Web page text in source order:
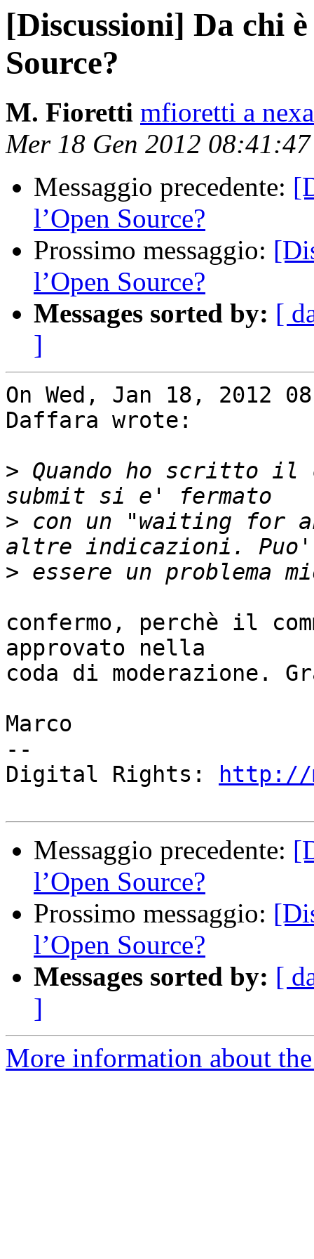
[Discussioni] Da chi
Source?
M. Fioretti mfioretti a
Mer 18 Gen 2012
Messaggio precedente:
l’Open Source?
Prossimo messaggio:
l’Open Source?
Messages sorted by: [
]
On Wed, Jan 18, 2012
Daffara wrote:
> Quando ho scritto il
> con un "waiting for
>
confermo, perchè il
approvato nella
coda di moderazione.
Marco
--
Digital Rights:
http://
Messaggio precedente:
l’Open Source?
Prossimo messaggio:
l’Open Source?
Messages sorted by: [
]
More information about